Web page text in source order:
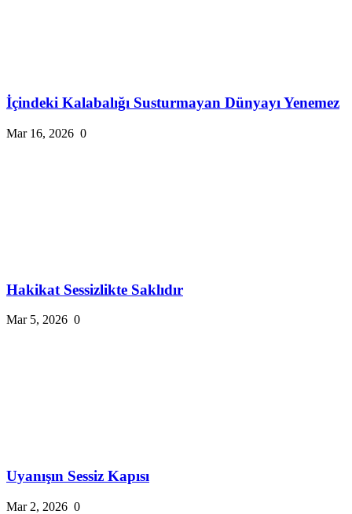
İçindeki Kalabalığı Susturmayan Dünyayı Yenemez
Mar 16, 2026 0
Hakikat Sessizlikte Saklıdır
Mar 5, 2026 0
Uyanışın Sessiz Kapısı
Mar 2, 2026 0